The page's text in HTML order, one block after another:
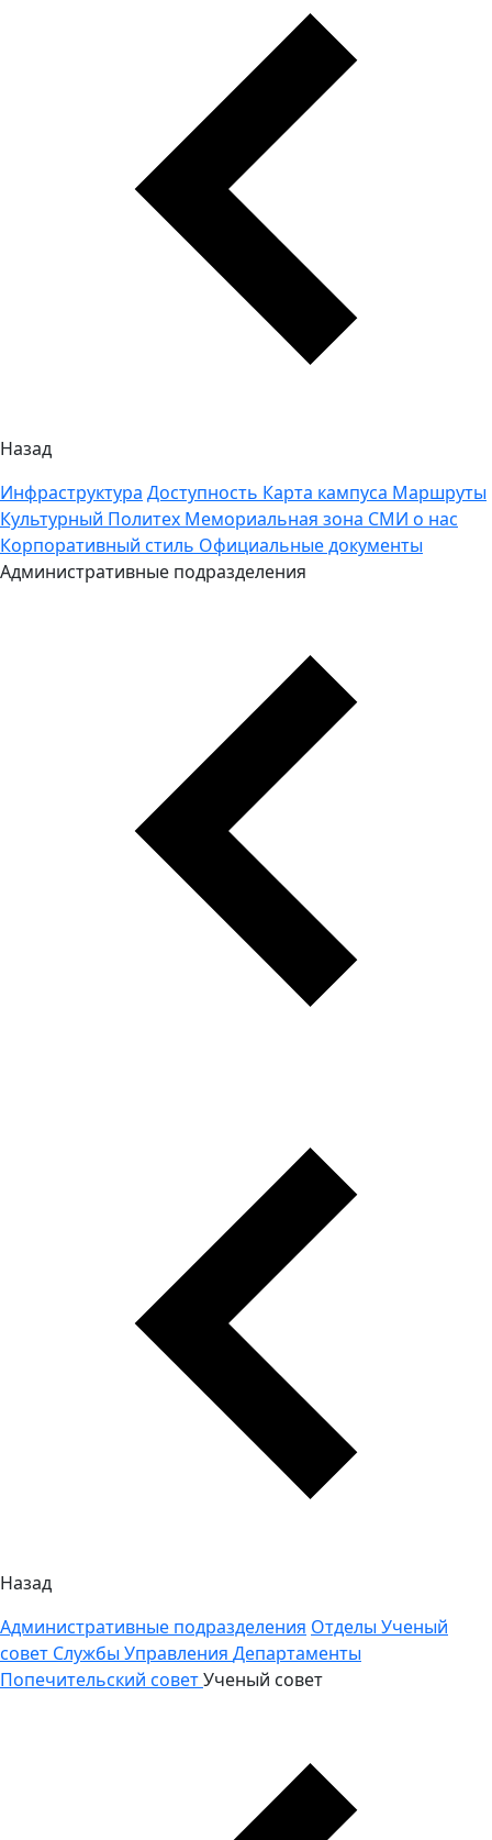
Назад
Инфраструктура Доступность Карта кампуса Маршруты
Культурный Политех Мемориальная зона СМИ о нас
Корпоративный стиль Официальные документы
Административные подразделения
Назад
Административные подразделения Отделы Ученый
совет Службы Управления Департаменты
Попечительский советУченый совет